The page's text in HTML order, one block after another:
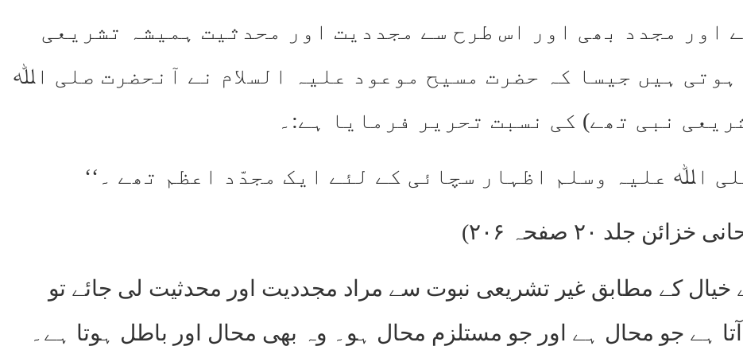
اور مجدد بھی اور اس طرح سے مجددیت اور محدثیت ہمیشہ تشریعی
ہوتی ہیں جیسا کہ حضرت مسیح موعود علیہ السلام نے آنحضرت صلی اﷲ
نبی تھے) کی نسبت تحریر فرمایا ہے:۔
اﷲ علیہ وسلم اظہار سچائی کے لئے ایک مجدّد اعظم تھے ۔‘‘
جلد ۲۰ صفحہ ۲۰۶)
خیال کے مطابق غیر تشریعی نبوت سے مراد مجددیت اور محدثیت لی جائے تو
آتا ہے جو محال ہے اور جو مستلزم محال ہو۔ وہ بھی محال اور باطل ہوتا ہے۔